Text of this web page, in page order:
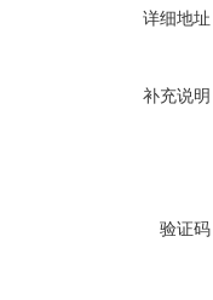
详细地址
补充说明
验证码